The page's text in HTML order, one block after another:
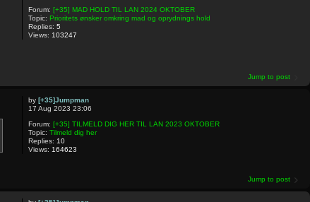
Forum: [+35] MAD HOLD TIL LAN 2024 OKTOBER
Topic: Prioritets ønsker omkring mad og oprydnings hold
Replies: 5
Views: 103247
Jump to post
by [+35]Jumpman
17 Aug 2023 23:06
Forum: [+35] TILMELD DIG HER TIL LAN 2023 OKTOBER
Topic: Tilmeld dig her
Replies: 10
Views: 164623
Jump to post